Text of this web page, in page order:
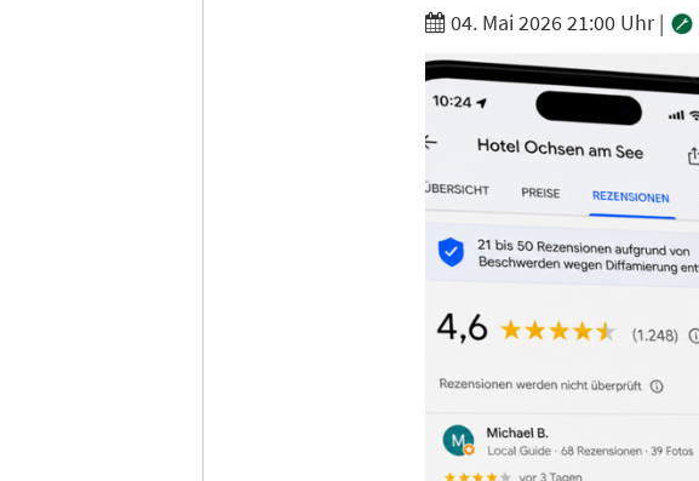
04. Mai 2026 21:00 Uhr|